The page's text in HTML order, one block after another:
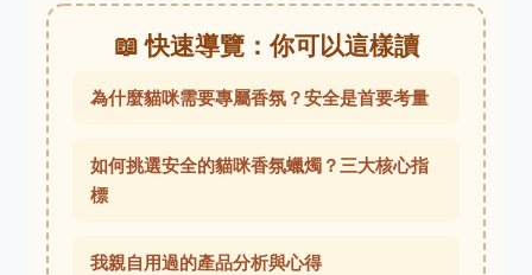
📖 快速導覽：你可以這樣讀
為什麼貓咪需要專屬香氛？安全是首要考量
如何挑選安全的貓咪香氛蠟燭？三大核心指
標
我親自用過的產品分析與心得